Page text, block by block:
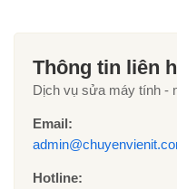
Thông tin liên
Dịch vụ sửa máy tính -
Email:
Hotline: